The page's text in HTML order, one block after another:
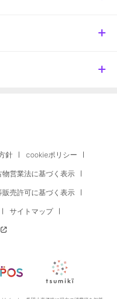
針 cookieポリシー
物営業法に基づく表示
売許可に基づく表示
サイトマップ